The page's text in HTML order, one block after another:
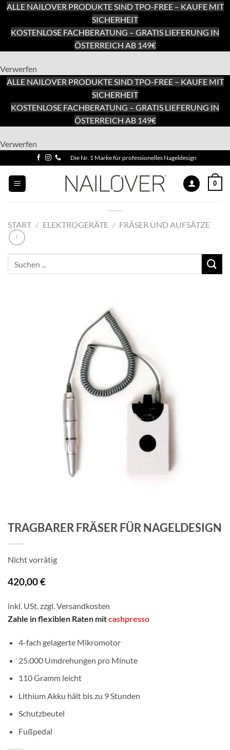
ALLE NAILOVER PRODUKTE SIND TPO-FREE – KAUFE MIT
SICHERHEIT
KOSTENLOSE FACHBERATUNG – GRATIS LIEFERUNG IN
ÖSTERREICH AB 149€
Verwerfen
ALLE NAILOVER PRODUKTE SIND TPO-FREE – KAUFE MIT
SICHERHEIT
KOSTENLOSE FACHBERATUNG – GRATIS LIEFERUNG IN
ÖSTERREICH AB 149€
Verwerfen
Inhalt
Inhalt
springen
Die Nr. 1 Marke für professionelles Nageldesign
0
START / ELEKTROGERÄTE / FRÄSER UND AUFSÄTZE
TRAGBARER FRÄSER FÜR NAGELDESIGN
Nicht vorrätig
420,00€
inkl. USt. zzgl.Versandkosten
Zahle in flexiblen Raten mitcashpresso
4-fach gelagerte Mikromotor
25.000 Umdrehungen pro Minute
110 Gramm leicht
Lithium Akku hält bis zu 9 Stunden
Schutzbeutel
Fußpedal